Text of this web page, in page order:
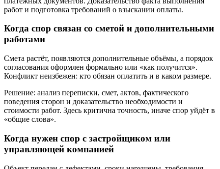
работ и подготовка требований о взыскании оплаты.
Когда спор связан со сметой и дополнительными
работами
Смета растёт, появляются дополнительные объёмы, а порядок
согласования оформлен формально или «как получится».
Конфликт неизбежен: кто обязан оплатить и в каком размере.
Решение: анализ переписки, смет, актов, фактического
поведения сторон и доказательство необходимости и
стоимости работ. Здесь критична точность, иначе спор уйдёт в
«общие слова».
Когда нужен спор с застройщиком или
управляющей компанией